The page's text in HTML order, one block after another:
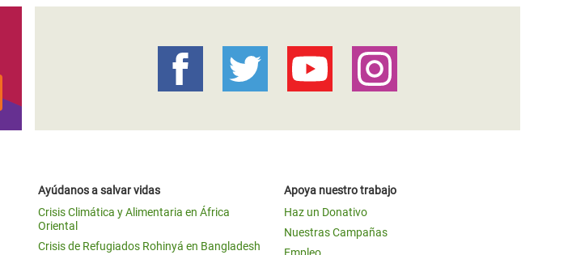
Ayúdanos a salvar vidas
Crisis Climática y Alimentaria en África
Oriental
Crisis de Refugiados Rohinyá en Bangladesh
Apoya nuestro trabajo
Haz un Donativo
Nuestras Campañas